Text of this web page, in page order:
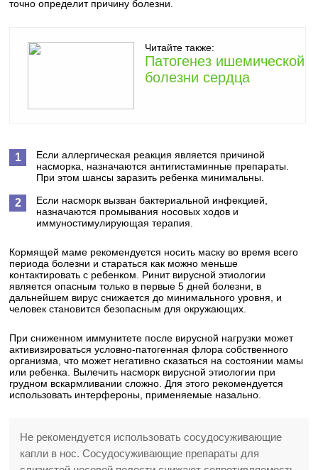
точно определит причину болезни.
Читайте также:
Патогенез ишемической
болезни сердца
Если аллергическая реакция является причиной
насморка, назначаются антигистаминные препараты.
При этом шансы заразить ребенка минимальны.
Если насморк вызван бактериальной инфекцией,
назначаются промывания носовых ходов и
иммуностимулирующая терапия.
Кормящей маме рекомендуется носить маску во время всего
периода болезни и стараться как можно меньше
контактировать с ребенком. Ринит вирусной этиологии
является опасным только в первые 5 дней болезни, в
дальнейшем вирус снижается до минимального уровня, и
человек становится безопасным для окружающих.
При сниженном иммунитете после вирусной нагрузки может
активизироваться условно-патогенная флора собственного
организма, что может негативно сказаться на состоянии мамы
или ребенка. Вылечить насморк вирусной этиологии при
грудном вскармливании сложно. Для этого рекомендуется
использовать интерфероны, применяемые назально.
Не рекомендуется использовать сосудосуживающие
капли в нос. Сосудосуживающие препараты для